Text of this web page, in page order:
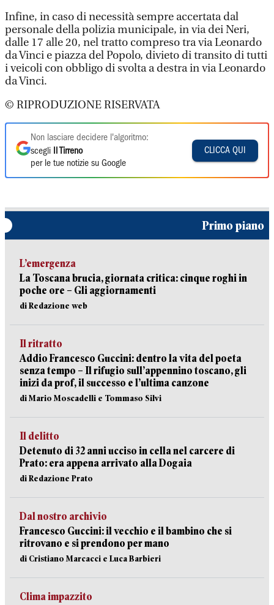
Infine, in caso di necessità sempre accertata dal
personale della polizia municipale, in via dei Neri,
dalle 17 alle 20, nel tratto compreso tra via Leonardo
da Vinci e piazza del Popolo, divieto di transito di tutti
i veicoli con obbligo di svolta a destra in via Leonardo
da Vinci.
© RIPRODUZIONE RISERVATA
Non lasciare decidere l'algoritmo:
scegli
Il Tirreno
per le tue notizie su Google
CLICCA QUI
Primo piano
L’emergenza
La Toscana brucia, giornata critica: cinque roghi in
poche ore – Gli aggiornamenti
di Redazione web
Il ritratto
Addio Francesco Guccini: dentro la vita del poeta
senza tempo – Il rifugio sull’appennino toscano, gli
inizi da prof, il successo e l’ultima canzone
di Mario Moscadelli e Tommaso Silvi
Il delitto
Detenuto di 32 anni ucciso in cella nel carcere di
Prato: era appena arrivato alla Dogaia
di Redazione Prato
Dal nostro archivio
Francesco Guccini: il vecchio e il bambino che si
ritrovano e si prendono per mano
di Cristiano Marcacci e Luca Barbieri
Clima impazzito